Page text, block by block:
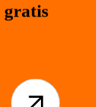
gratis